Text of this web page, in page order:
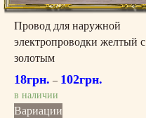
странице
товара.
Провод для наружной
электропроводки желтый с
золотым
18грн. – 102грн.
в наличии
Вариации